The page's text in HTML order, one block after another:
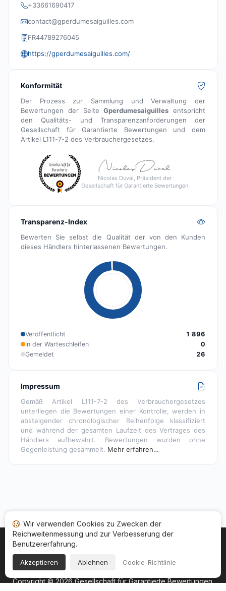
+33661690417
contact@gperdumesaiguilles.com
FR44789276045
https://gperdumesaiguilles.com/
Konformität
Der Prozess zur Sammlung und Verwaltung der
Bewertungen der SeiteGperdumesaiguilles entspricht
den Qualitäts- und Transparenzanforderungen der
Gesellschaft für Garantierte Bewertungen und dem
Artikel L111-7-2 des Verbrauchergesetzes.
Nicolas Duval, Präsident der
Gesellschaft für Garantierte Bewertungen
Transparenz-Index
Bewerten Sie selbst die Qualität der von den Kunden
dieses Händlers hinterlassenen Bewertungen.
Veröffentlicht
1 896
In der Warteschleifen
0
Gemeldet
26
Impressum
Gemäß Artikel L111-7-2 des Verbrauchergesetzes
unterliegen die Bewertungen einer Kontrolle, werden in
absteigender chronologischer Reihenfolge klassifiziert
und während der gesamten Laufzeit des Vertrages des
Händlers aufbewahrt. Bewertungen wurden ohne
Gegenleistung gesammelt. Mehr erfahren…
Startseite Ihr Bewertungsstatus
Allgemeine Nutzungsbedingugen
Rechtshinweise
Copyright © 2026Gesellschaft für Garantierte Bewertungen.
Wir verwenden Cookies zu Zwecken der
Reichweitenmessung und zur Verbesserung der
Benutzererfahrung.
Akzeptieren Ablehnen Cookie-Richtlinie